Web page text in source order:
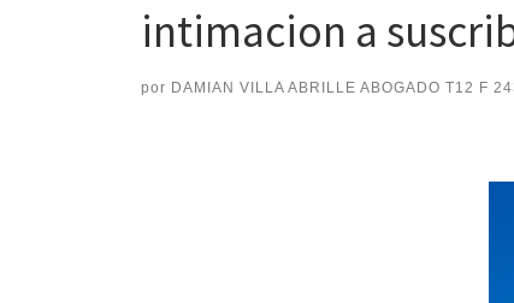
intimacion a
por DAMIAN VILLA ABRILLE ABOGADO T12 F